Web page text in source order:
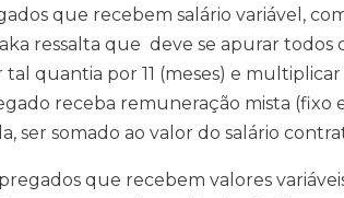
que recebem salário variável,
ressalta que deve se apurar todos
tal quantia por 11 (meses) e
receba remuneração mista (fixo
ser somado ao valor do salário
que recebem valores